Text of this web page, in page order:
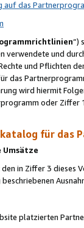
auf das
“)
verwendete und
und Pflichten
das
wird hiermit
oder
für das
den in Ziffer 3
platzierten